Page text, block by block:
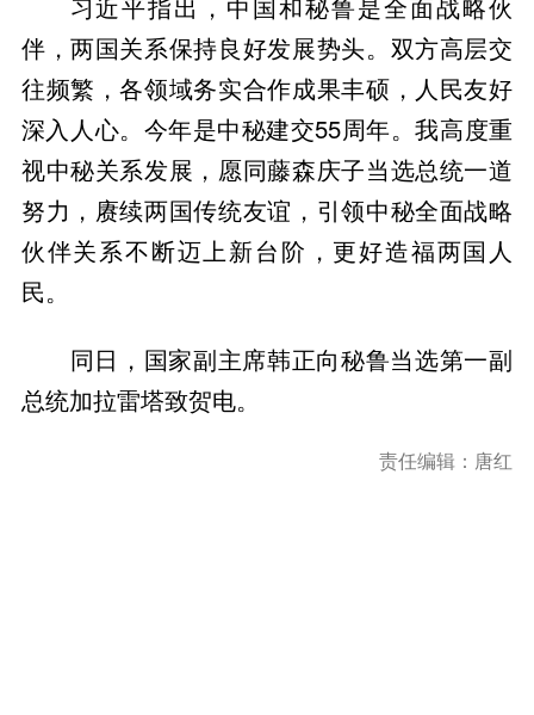
伴，两国关系保持良好发展势头。双方高层交
往频繁，各领域务实合作成果丰硕，人民友好
深入人心。今年是中秘建交55周年。我高度重
视中秘关系发展，愿同藤森庆子当选总统一道
努力，赓续两国传统友谊，引领中秘全面战略
伙伴关系不断迈上新台阶，更好造福两国人
民。
同日，国家副主席韩正向秘鲁当选第一副
总统加拉雷塔致贺电。
责任编辑：唐红